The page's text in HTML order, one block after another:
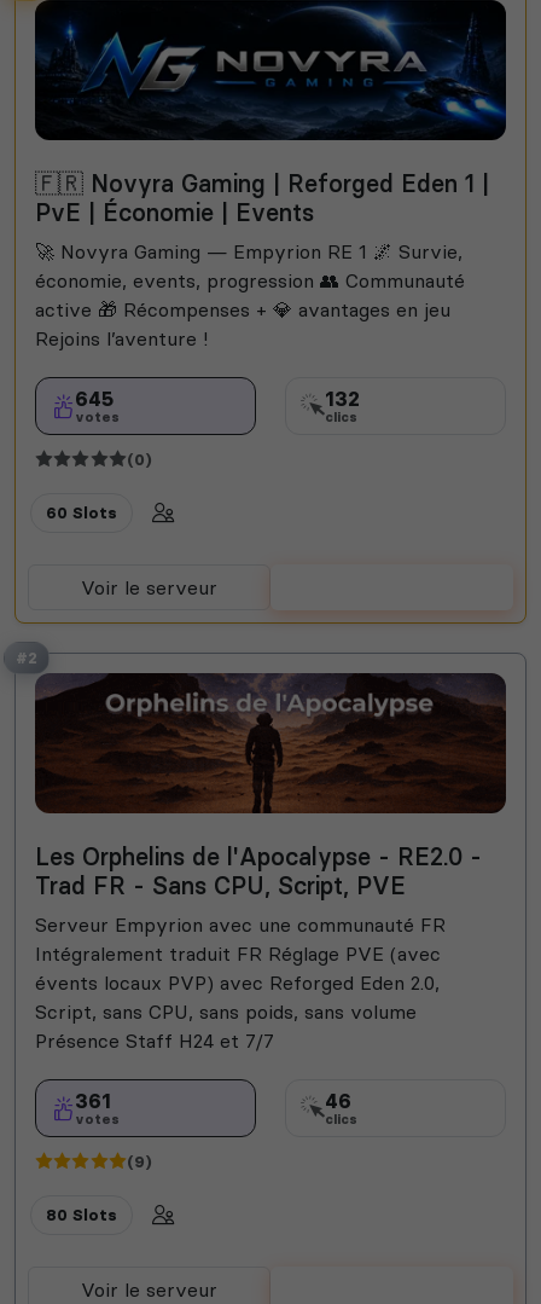
🇫🇷 Novyra Gaming | Reforged Eden 1 |
PvE | Économie | Events
🚀 Novyra Gaming — Empyrion RE 1 🌌 Survie,
économie, events, progression 👥 Communauté
active 🎁 Récompenses + 💎 avantages en jeu
Rejoins l’aventure !
645
votes
132
clics
(0)
60 Slots
Voir le serveur
#2
Les Orphelins de l'Apocalypse - RE2.0 -
Trad FR - Sans CPU, Script, PVE
Serveur Empyrion avec une communauté FR
Intégralement traduit FR Réglage PVE (avec
évents locaux PVP) avec Reforged Eden 2.0,
Script, sans CPU, sans poids, sans volume
Présence Staff H24 et 7/7
361
votes
46
clics
(9)
80 Slots
Voir le serveur